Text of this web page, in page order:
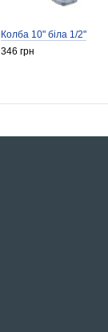
Колба 10" біла 1/2"
346 грн